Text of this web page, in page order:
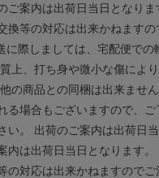
ご案内は出荷日当日となり
換等の対応は出来かねます
際しましては、宅配便で
上、打ち身や微小な傷によ
の商品との同梱は出来ませ
る場合もございますので、
い。 出荷のご案内は出荷日
内は出荷日当日となります
の対応は出来かねますので